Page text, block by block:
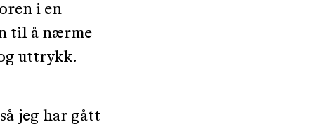
i en
til å nærme
uttrykk.
jeg har gått